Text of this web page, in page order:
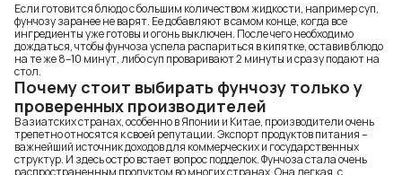
Если готовится блюдо с большим количеством жидкости, например суп,
фунчозу заранее не варят. Ее добавляют в самом конце, когда все
ингредиенты уже готовы и огонь выключен. После чего необходимо
дождаться, чтобы фунчоза успела распариться в кипятке, оставив блюдо
на те же 8–10 минут, либо суп проваривают 2 минуты и сразу подают на
стол.
Почему стоит выбирать фунчозу только у
проверенных производителей
В азиатских странах, особенно в Японии и Китае, производители очень
трепетно относятся к своей репутации. Экспорт продуктов питания –
важнейший источник доходов для коммерческих и государственных
структур. И здесь остро встает вопрос подделок. Фунчоза стала очень
распространенным продуктом во многих странах. Она легкая, с